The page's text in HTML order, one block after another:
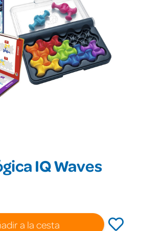
IQ Waves
a la cesta